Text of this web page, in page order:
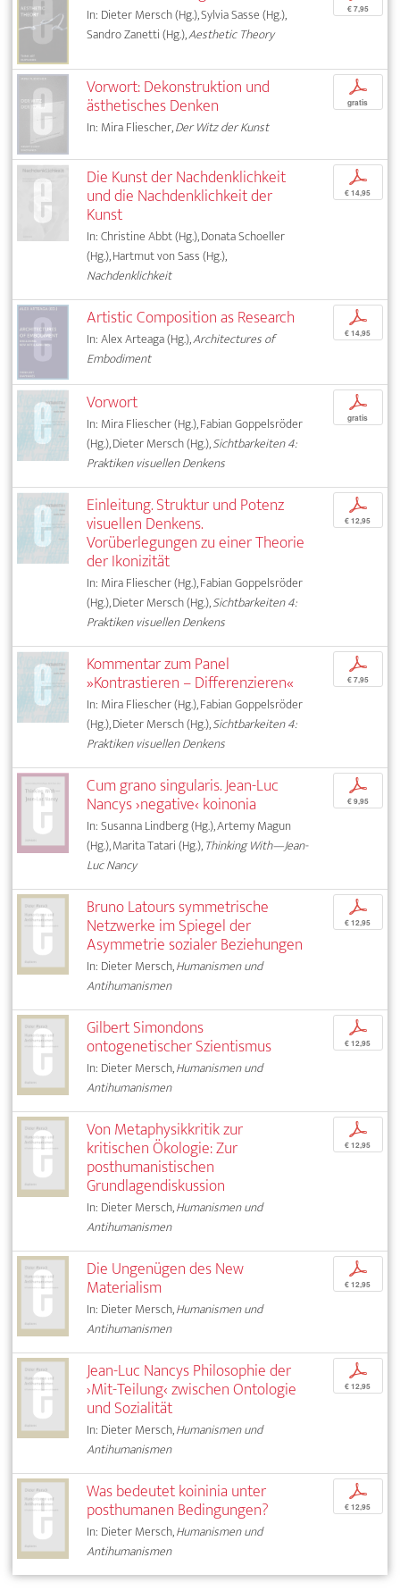
In: Dieter Mersch (Hg.), Sylvia Sasse (Hg.),
Sandro Zanetti (Hg.),Aesthetic Theory
€ 7,95
Vorwort: Dekonstruktion und
ästhetisches Denken
In: Mira Fliescher,Der Witz der Kunst
p
gratis
Die Kunst der Nachdenklichkeit
und die Nachdenklichkeit der
Kunst
In: Christine Abbt (Hg.), Donata Schoeller
(Hg.), Hartmut von Sass (Hg.),
Nachdenklichkeit
p
€ 14,95
Artistic Composition as Research
In: Alex Arteaga (Hg.),Architectures of
Embodiment
p
€ 14,95
Vorwort
In: Mira Fliescher (Hg.), Fabian Goppelsröder
(Hg.), Dieter Mersch (Hg.),Sichtbarkeiten 4:
Praktiken visuellen Denkens
p
gratis
Einleitung. Struktur und Potenz
visuellen Denkens.
Vorüberlegungen zu einer Theorie
der Ikonizität
In: Mira Fliescher (Hg.), Fabian Goppelsröder
(Hg.), Dieter Mersch (Hg.),Sichtbarkeiten 4:
Praktiken visuellen Denkens
p
€ 12,95
Kommentar zum Panel
»Kontrastieren – Differenzieren«
In: Mira Fliescher (Hg.), Fabian Goppelsröder
(Hg.), Dieter Mersch (Hg.),Sichtbarkeiten 4:
Praktiken visuellen Denkens
p
€ 7,95
Cum grano singularis. Jean-Luc
Nancys ›negative‹ koinonia
In: Susanna Lindberg (Hg.), Artemy Magun
(Hg.), Marita Tatari (Hg.),Thinking With—Jean-
Luc Nancy
p
€ 9,95
Bruno Latours symmetrische
Netzwerke im Spiegel der
Asymmetrie sozialer Beziehungen
In: Dieter Mersch,Humanismen und
Antihumanismen
p
€ 12,95
Gilbert Simondons
ontogenetischer Szientismus
In: Dieter Mersch,Humanismen und
Antihumanismen
p
€ 12,95
Von Metaphysikkritik zur
kritischen Ökologie: Zur
posthumanistischen
Grundlagendiskussion
In: Dieter Mersch,Humanismen und
Antihumanismen
p
€ 12,95
Die Ungenügen des New
Materialism
In: Dieter Mersch,Humanismen und
Antihumanismen
p
€ 12,95
Jean-Luc Nancys Philosophie der
›Mit-Teilung‹ zwischen Ontologie
und Sozialität
In: Dieter Mersch,Humanismen und
Antihumanismen
p
€ 12,95
Was bedeutet koininia unter
posthumanen Bedingungen?
In: Dieter Mersch,Humanismen und
Antihumanismen
p
€ 12,95